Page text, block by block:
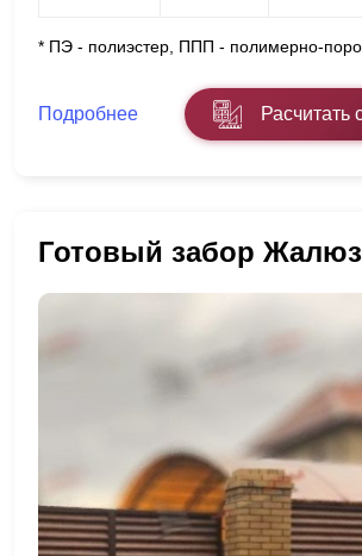
* ПЭ - полиэстер, ППП - полимерно-
Подробнее Расчитать
Готовый забор